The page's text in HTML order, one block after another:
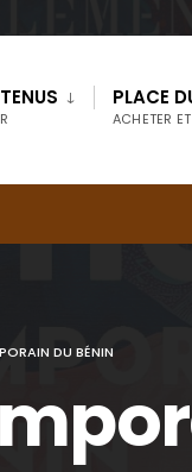
PLACE
ACHETER
DU BÉNIN